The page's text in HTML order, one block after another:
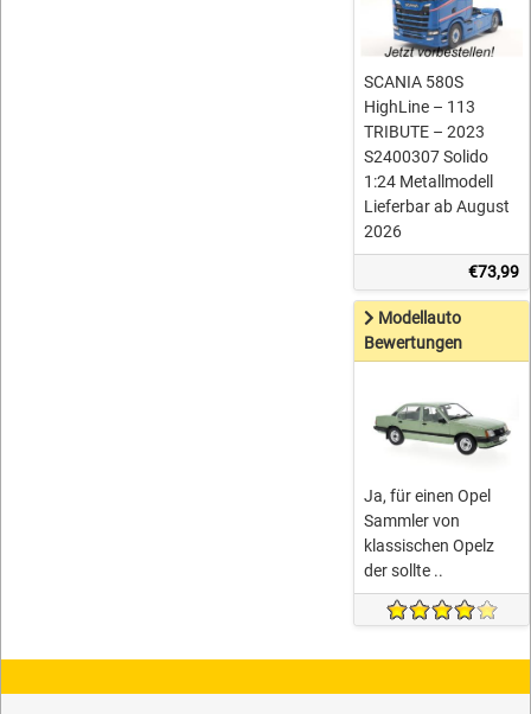
SCANIA 580S
HighLine – 113
TRIBUTE – 2023
S2400307 Solido
1:24 Metallmodell
Lieferbar ab August
2026
€73,99
Modellauto
Bewertungen
Ja, für einen Opel
Sammler von
klassischen Opelz
der sollte ..